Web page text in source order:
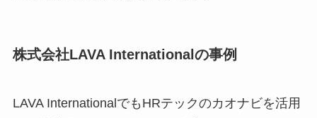
株式会社LAVA Internationalの事例
LAVA InternationalでもHRテックのカオナビを活用